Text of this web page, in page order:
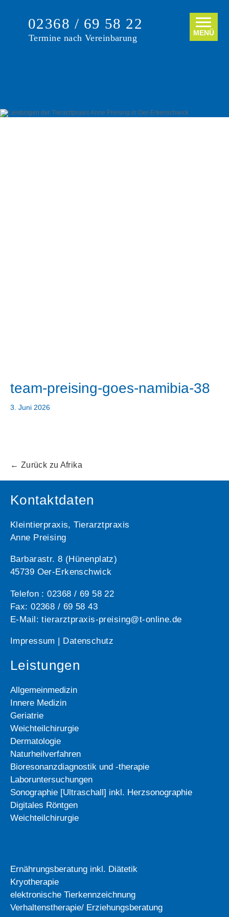
02368 / 69 58 22
Termine nach Vereinbarung
team-preising-goes-namibia-38
3. Juni 2026
← Zurück zu Afrika
Kontaktdaten
Kleintierpraxis, Tierarztpraxis
Anne Preising
Barbarastr. 8 (Hünenplatz)
45739 Oer-Erkenschwick
Telefon : 02368 / 69 58 22
Fax: 02368 / 69 58 43
E-Mail: tierarztpraxis-preising@t-online.de
Impressum | Datenschutz
Leistungen
Allgemeinmedizin
Innere Medizin
Geriatrie
Weichteilchirurgie
Dermatologie
Naturheilverfahren
Bioresonanzdiagnostik und -therapie
Laboruntersuchungen
Sonographie [Ultraschall] inkl. Herzsonographie
Digitales Röntgen
Weichteilchirurgie
Ernährungsberatung inkl. Diätetik
Kryotherapie
elektronische Tierkennzeichnung
Verhaltenstherapie/ Erziehungsberatung
MENÜ